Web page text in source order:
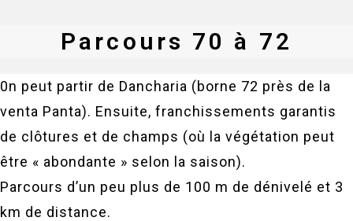
Parcours 70 à 72
0n peut partir de Dancharia (borne 72 près de la
venta Panta). Ensuite, franchissements garantis
de clôtures et de champs (où la végétation peut
être « abondante » selon la saison).
Parcours d’un peu plus de 100 m de dénivelé et 3
km de distance.